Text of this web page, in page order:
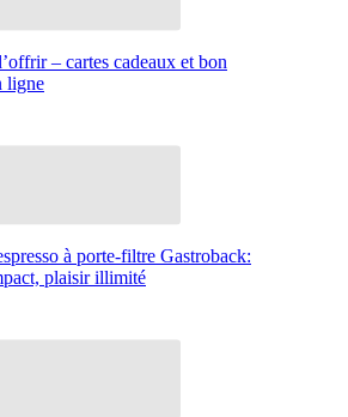
– cartes cadeaux et bon
ligne
à porte-filtre Gastroback:
plaisir illimité